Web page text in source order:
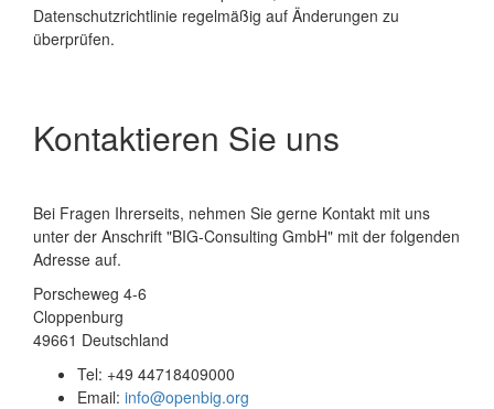
Datenschutzrichtlinie regelmäßig auf Änderungen zu
überprüfen.
Kontaktieren Sie uns
Bei Fragen Ihrerseits, nehmen Sie gerne Kontakt mit uns
unter der Anschrift "BIG-Consulting GmbH" mit der folgenden
Adresse auf.
Porscheweg 4-6
Cloppenburg
49661 Deutschland
Tel: +49 44718409000
Email: info@openbig.org